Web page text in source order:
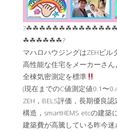
☘︎☘︎☘︎☘︎☘︎☘︎?
マハロハウジングはZEHビル
高性能な住宅をメーカーさ
全棟気密測定を標準
(現在までのC値測定値0.1〜
ZEH，BELS評価，長期優良
構造，smartHEMS etcの建築
建築費が高騰している昨今